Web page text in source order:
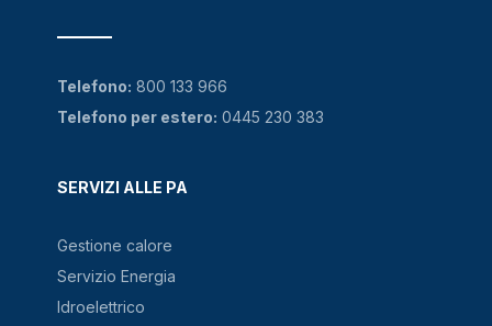
SERVIZI ALLE PA
Gestione calore
Servizio Energia
Idroelettrico
Telefono: 800 133 966
Telefono per estero: 0445 230 383